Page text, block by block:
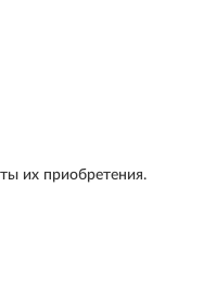
их приобретения.